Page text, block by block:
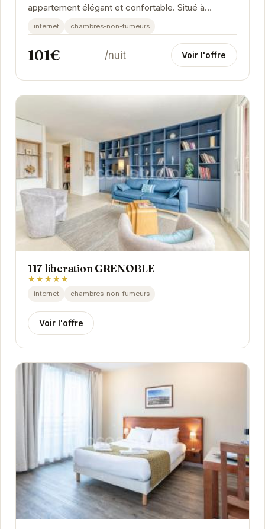
appartement élégant et confortable. Situé à
quelques pas des sites emblématiques, des...
internet chambres-non-fumeurs
101€ /nuit Voir l'offre
117 liberation GRENOBLE
★★★★★
internet chambres-non-fumeurs
Voir l'offre